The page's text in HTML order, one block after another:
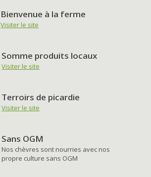
Bienvenue à la ferme
Visiter le site
Somme produits locaux
Visiter le site
Terroirs de picardie
Visiter le site
Sans OGM
Nos chèvres sont nourries avec nos
propre culture sans OGM